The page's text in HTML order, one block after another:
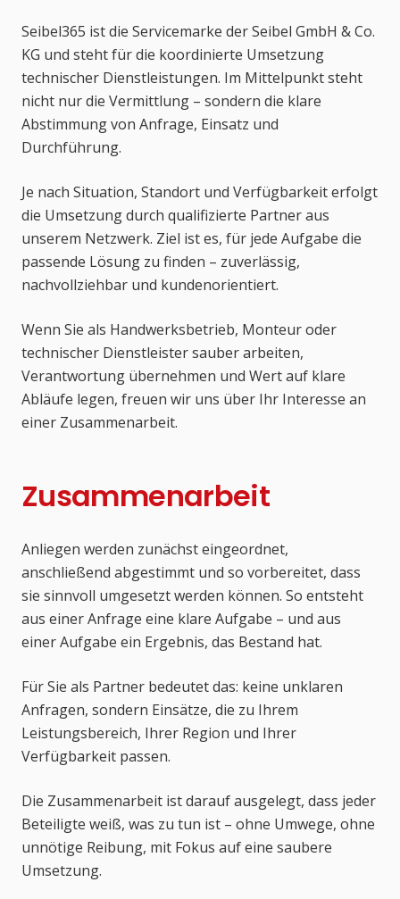
Seibel365 ist die Servicemarke der Seibel GmbH & Co.
KG und steht für die koordinierte Umsetzung
technischer Dienstleistungen. Im Mittelpunkt steht
nicht nur die Vermittlung – sondern die klare
Abstimmung von Anfrage, Einsatz und
Durchführung.
Je nach Situation, Standort und Verfügbarkeit erfolgt
die Umsetzung durch qualifizierte Partner aus
unserem Netzwerk. Ziel ist es, für jede Aufgabe die
passende Lösung zu finden – zuverlässig,
nachvollziehbar und kundenorientiert.
Wenn Sie als Handwerksbetrieb, Monteur oder
technischer Dienstleister sauber arbeiten,
Verantwortung übernehmen und Wert auf klare
Abläufe legen, freuen wir uns über Ihr Interesse an
einer Zusammenarbeit.
Zusammenarbeit
Anliegen werden zunächst eingeordnet,
anschließend abgestimmt und so vorbereitet, dass
sie sinnvoll umgesetzt werden können. So entsteht
aus einer Anfrage eine klare Aufgabe – und aus
einer Aufgabe ein Ergebnis, das Bestand hat.
Für Sie als Partner bedeutet das: keine unklaren
Anfragen, sondern Einsätze, die zu Ihrem
Leistungsbereich, Ihrer Region und Ihrer
Verfügbarkeit passen.
Die Zusammenarbeit ist darauf ausgelegt, dass jeder
Beteiligte weiß, was zu tun ist – ohne Umwege, ohne
unnötige Reibung, mit Fokus auf eine saubere
Umsetzung.